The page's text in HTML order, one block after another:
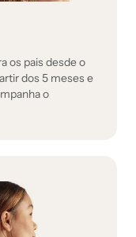
os pais desde o
dos 5 meses e
o